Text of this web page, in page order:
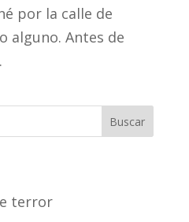
por la calle de
alguno. Antes de
Buscar
terror